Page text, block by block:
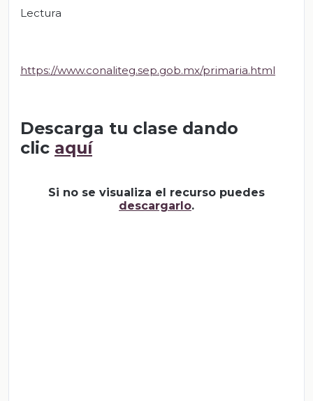
Lectura
https://www.conaliteg.sep.gob.mx/primaria.html
Descarga tu clase dando
clic aquí
Si no se visualiza el recurso puedes
descargarlo.